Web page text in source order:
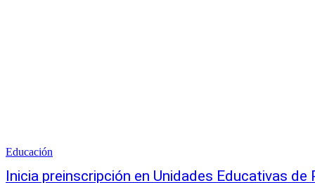
Educación
Inicia preinscripción en Unidades Educativas